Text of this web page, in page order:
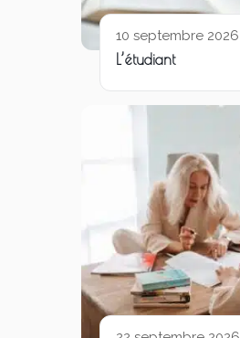
10 septembre 2026
L’étudiant